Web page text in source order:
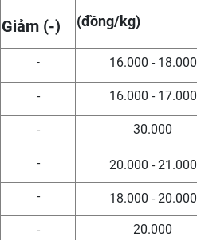
Giảm (-)
(đồng/kg)
- 16.000 - 18.000
- 16.000 - 17.000
- 30.000
- 20.000 - 21.000
- 18.000 - 20.000
- 20.000